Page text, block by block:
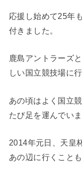
応援し始めて25年
付きました。
鹿島アントラーズ
しい国立競技場に
あの頃はよく国立
たび足を運んでいま
2014年元日、天皇
あの辺に行くこと